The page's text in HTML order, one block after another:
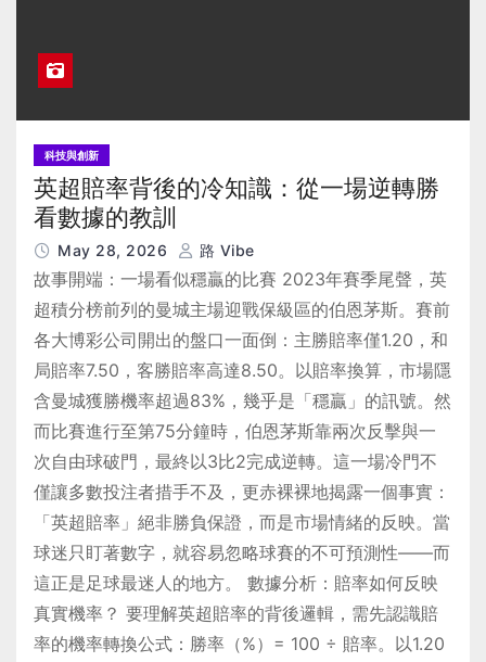
科技與創新
英超賠率背後的冷知識：從一場逆轉勝
看數據的教訓
May 28, 2026 路 Vibe
故事開端：一場看似穩贏的比賽 2023年賽季尾聲，英
超積分榜前列的曼城主場迎戰保級區的伯恩茅斯。賽前
各大博彩公司開出的盤口一面倒：主勝賠率僅1.20，和
局賠率7.50，客勝賠率高達8.50。以賠率換算，市場隱
含曼城獲勝機率超過83%，幾乎是「穩贏」的訊號。然
而比賽進行至第75分鐘時，伯恩茅斯靠兩次反擊與一
次自由球破門，最終以3比2完成逆轉。這一場冷門不
僅讓多數投注者措手不及，更赤裸裸地揭露一個事實：
「英超賠率」絕非勝負保證，而是市場情緒的反映。當
球迷只盯著數字，就容易忽略球賽的不可預測性——而
這正是足球最迷人的地方。 數據分析：賠率如何反映
真實機率？ 要理解英超賠率的背後邏輯，需先認識賠
率的機率轉換公式：勝率（%）= 100 ÷ 賠率。以1.20